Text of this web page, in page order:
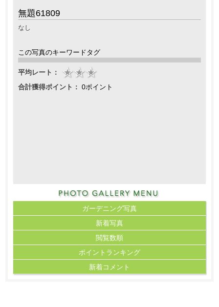
無題61809
なし
この写真のキーワードタグ
平均レート：
合計獲得ポイント： 0ポイント
ガーデニング写真
新着写真
閲覧数順
ポイント ランキング
新着コメント